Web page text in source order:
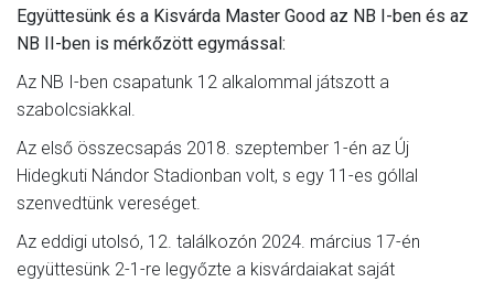
Együttesünk és a Kisvárda Master Good az NB I-ben és az
NB II-ben is mérkőzött egymással:
Az NB I-ben csapatunk 12 alkalommal játszott a
szabolcsiakkal.
Az első összecsapás 2018. szeptember 1-én az Új
Hidegkuti Nándor Stadionban volt, s egy 11-es góllal
szenvedtünk vereséget.
Az eddigi utolsó, 12. találkozón 2024. március 17-én
együttesünk 2-1-re legyőzte a kisvárdaiakat saját